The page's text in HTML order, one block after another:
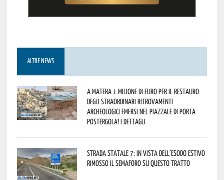
ALTRE NEWS
A Matera 1 milione di euro per il restauro
degli straordinari ritrovamenti
archeologici emersi nel piazzale di Porta
Postergola! I dettagli
Strada statale 7: in vista dell’esodo estivo
rimosso il semaforo su questo tratto